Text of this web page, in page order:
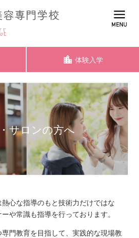
体験入学
サロンの方へ
心な指導のもと技術力だけではな
や常識も指導を行っております。
門教育を目指して、実践的な現場教